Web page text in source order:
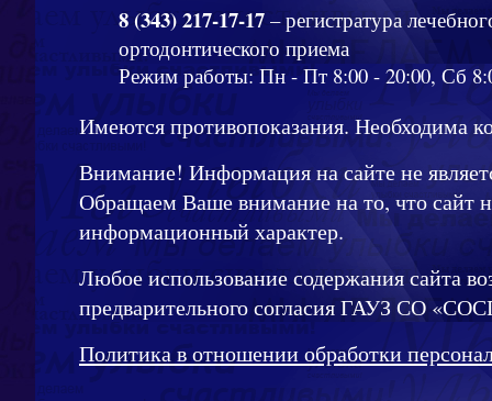
8 (343) 217-17-17 – регистратура
ортодонтического приема
Режим работы: Пн - Пт 8:00 - 20:00, Сб
Имеются противопоказания. Необходима
Внимание! Информация на сайте не
Обращаем Ваше внимание на то, что сайт
информационный характер.
Любое использование содержания сайта
предварительного согласия ГАУЗ СО
Политика в отношении обработки